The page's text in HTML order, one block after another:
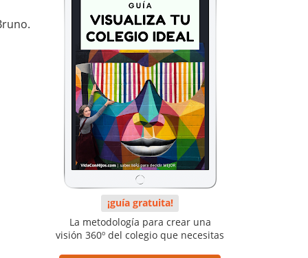
¡guía gratuita!
La metodología para crear una
visión 360º del colegio que necesitas